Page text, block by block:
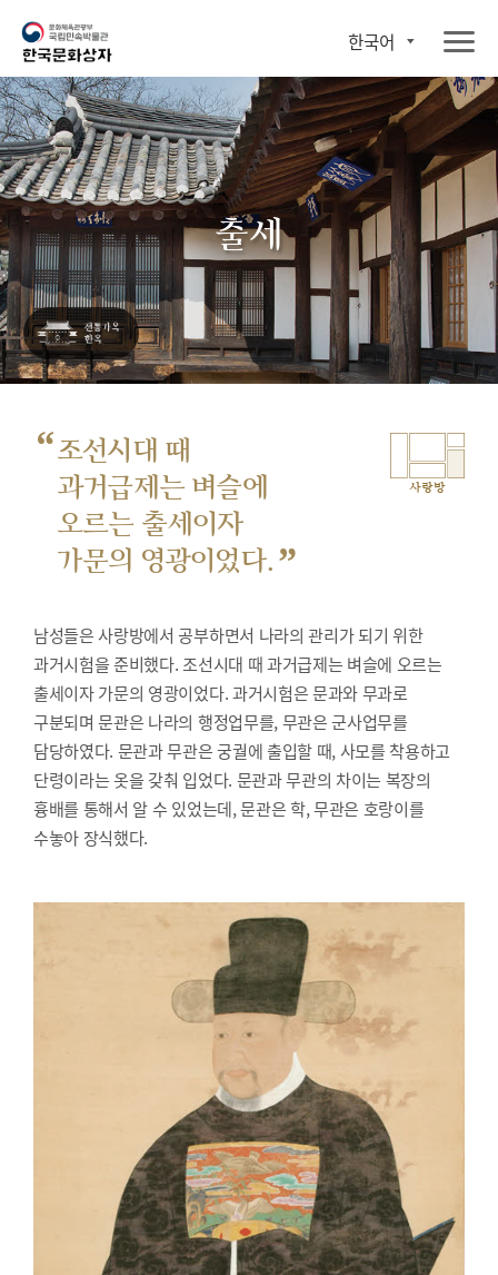
한국어
출세
“조선시대 때
과거급제는 벼슬에
오르는 출세이자
가문의 영광이었다. ”
사랑방
남성들은 사랑방에서 공부하면서 나라의 관리가 되기 위한
과거시험을 준비했다.조선시대 때 과거급제는 벼슬에 오르는
출세이자 가문의 영광이었다. 과거시험은 문과와 무과로
구분되며 문관은 나라의 행정업무를, 무관은 군사업무를
담당하였다. 문관과 무관은 궁궐에 출입할 때, 사모를 착용하고
단령이라는 옷을 갖춰 입었다. 문관과 무관의 차이는 복장의
흉배를 통해서 알 수 있었는데, 문관은 학, 무관은 호랑이를
수놓아 장식했다.